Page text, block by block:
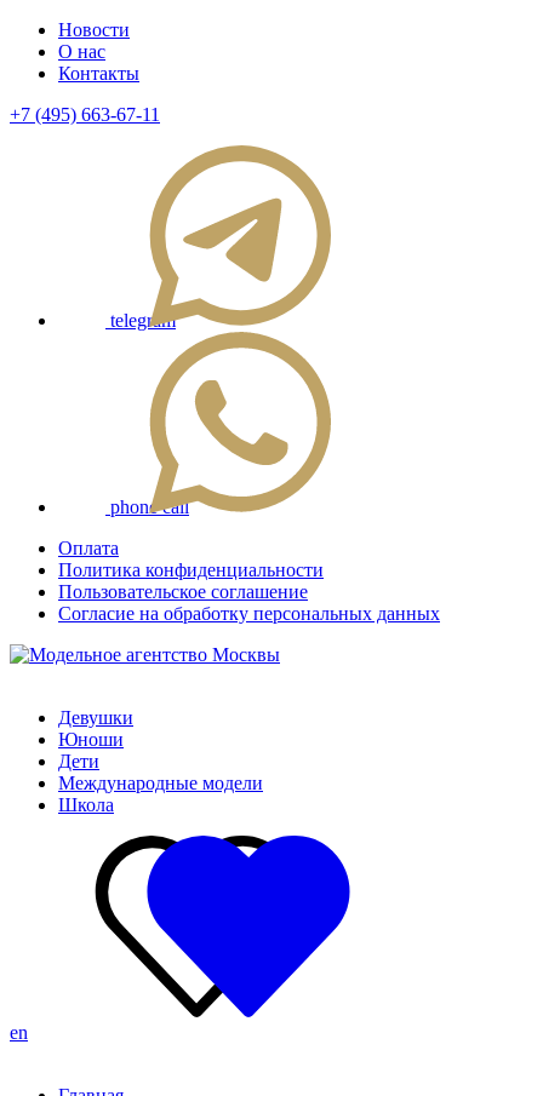
Новости
О нас
Контакты
+7 (495) 663-67-11
telegram
phone call
Оплата
Политика конфиденциальности
Пользовательское соглашение
Согласие на обработку персональных данных
Девушки
Юноши
Дети
Международные модели
Школа
en